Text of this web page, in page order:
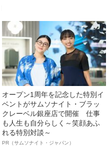
オープン1周年を記念した特別イ
ベントがサムソナイト・ブラッ
クレーベル銀座店で開催 仕事
も人生も自分らしく～笑顔あふ
れる特別対談～
PR（サムソナイト・ジャパン）